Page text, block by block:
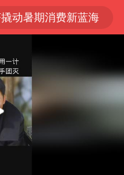
动暑期消费新蓝海
上四休三，但降薪1000元，你接受吗？
满贯女单签表出炉
日出坠崖1死1伤